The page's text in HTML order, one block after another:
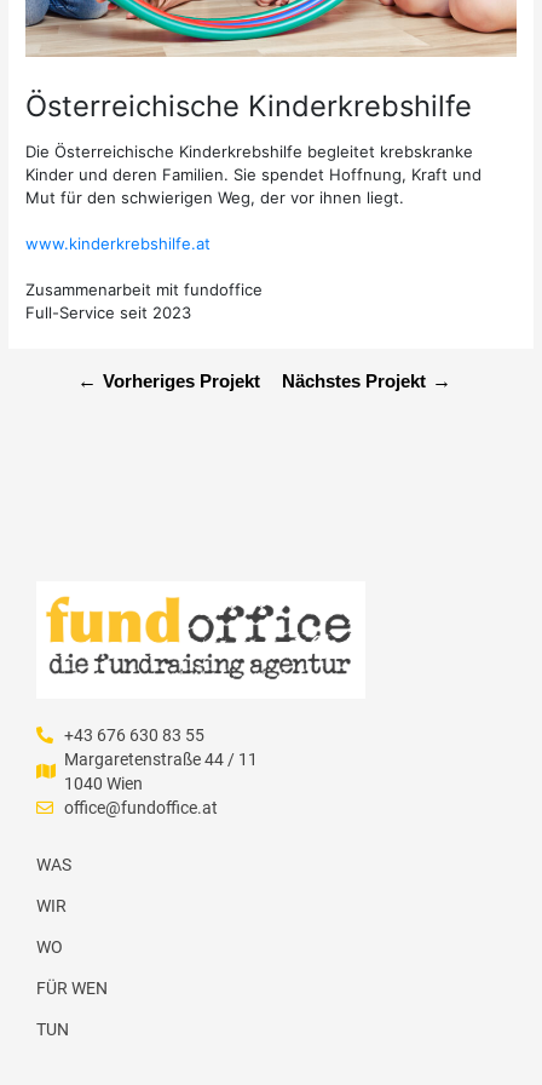
Österreichische Kinderkrebshilfe
Die Österreichische Kinderkrebshilfe begleitet krebskranke
Kinder und deren Familien. Sie spendet Hoffnung, Kraft und
Mut für den schwierigen Weg, der vor ihnen liegt.
www.kinderkrebshilfe.at
Zusammenarbeit mit fundoffice
Full-Service seit 2023
← →
+43 676 630 83 55
Margaretenstraße 44 / 11
1040 Wien
office@fundoffice.at
WAS
WIR
WO
FÜR WEN
TUN